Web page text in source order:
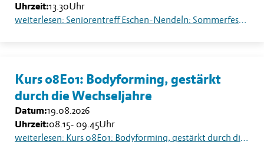
Uhrzeit:13.30Uhr
weiterlesen: Seniorentreff Eschen-Nendeln: Sommerfest auf dem Dorfplatz
Kurs 08E01: Bodyforming, gestärkt
durch die Wechseljahre
Datum:19.08.2026
Uhrzeit:08.15- 09.45Uhr
weiterlesen: Kurs 08E01: Bodyforming, gestärkt durch die Wechseljahre